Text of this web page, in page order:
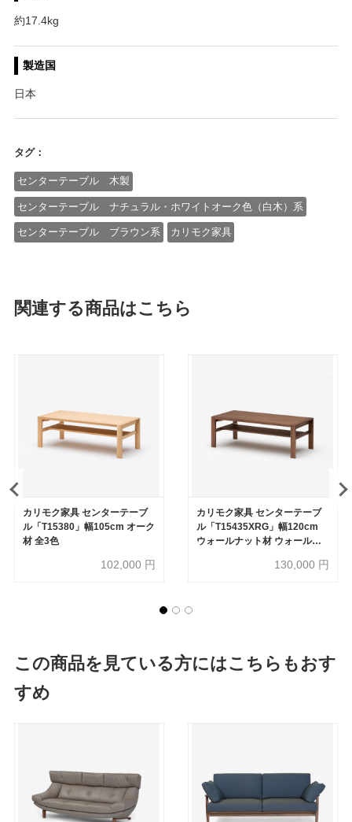
約17.4kg
製造国
日本
タグ：
センターテーブル 木製
センターテーブル ナチュラル・ホワイトオーク色（白木）系
センターテーブル ブラウン系 カリモク家具
関連する商品はこちら
カリモク家具 センターテーブ
ル「T15380」幅105cm オーク
材 全3色
102,000 円
カリモク家具 センターテーブ
ル「T15435XRG」幅120cm
ウォールナット材 ウォールナ
130,000 円
この商品を見ている方にはこちらもおす
すめ